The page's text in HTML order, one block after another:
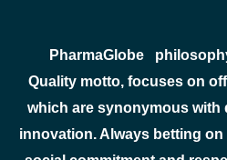
PharmaGlobe
Quality motto, focuses on
which are synonymous with
innovation. Always betting